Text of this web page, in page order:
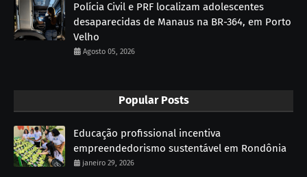
Polícia Civil e PRF localizam adolescentes
desaparecidas de Manaus na BR-364, em Porto
Velho
Agosto 05, 2026
Popular Posts
Educação profissional incentiva
empreendedorismo sustentável em Rondônia
janeiro 29, 2026